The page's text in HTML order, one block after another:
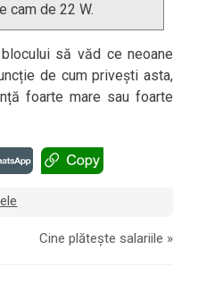
cam de 22 W.
să văd ce neoane
de cum privești asta,
foarte mare sau foarte
Cine plătește salariile »